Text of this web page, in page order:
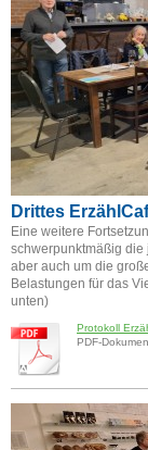
Drittes
Eine weitere
schwerpunktmäßig die
aber auch um die
Belastungen für das
unten)
Protokoll
PDF-